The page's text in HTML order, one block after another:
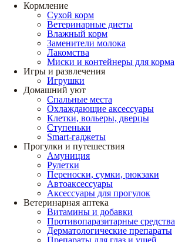
Кормление
Сухой корм
Ветеринарные диеты
Влажный корм
Заменители молока
Лакомства
Миски и контейнеры для корма
Игры и развлечения
Игрушки
Домашний уют
Спальные места
Охлаждающие аксессуары
Клетки, вольеры, дверцы
Ступеньки
Smart-гаджеты
Прогулки и путешествия
Амуниция
Рулетки
Переноски, сумки, рюкзаки
Автоаксессуары
Аксессуары для прогулок
Ветеринарная аптека
Витамины и добавки
Противопаразитарные средства
Дерматологические препараты
Препараты для глаз и ушей